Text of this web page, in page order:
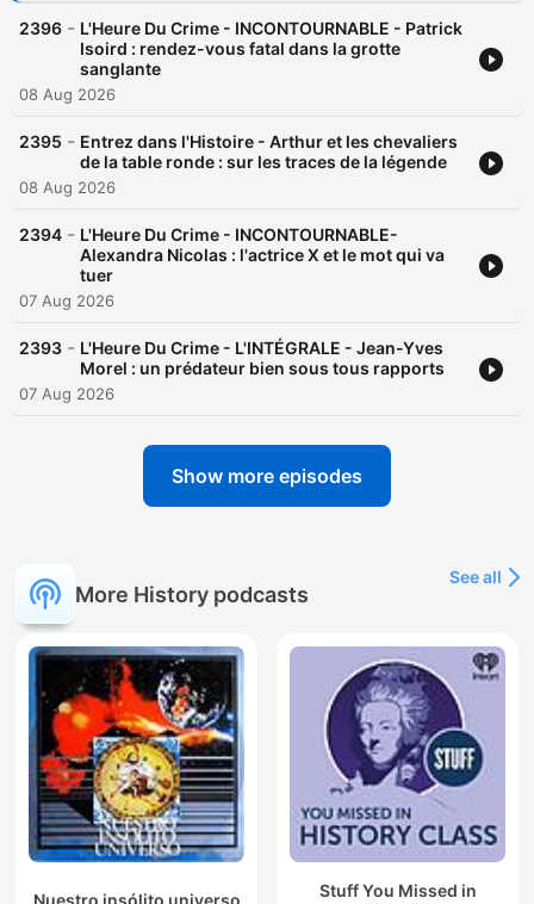
2396 - L'Heure Du Crime - INCONTOURNABLE - Patrick
Isoird : rendez-vous fatal dans la grotte
sanglante
08 Aug 2026
2395 - Entrez dans l'Histoire - Arthur et les chevaliers
de la table ronde : sur les traces de la légende
08 Aug 2026
2394 - L'Heure Du Crime - INCONTOURNABLE-
Alexandra Nicolas : l'actrice X et le mot qui va
tuer
07 Aug 2026
2393 - L'Heure Du Crime - L'INTÉGRALE - Jean-Yves
Morel : un prédateur bien sous tous rapports
07 Aug 2026
Show more episodes
More History podcasts
See all
Stuff You Missed in